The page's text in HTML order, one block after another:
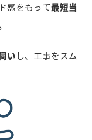
感をもって最短当
い し、工事をスム